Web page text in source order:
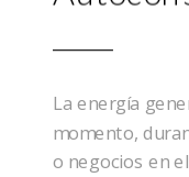
La energía
momento,
o negocios en